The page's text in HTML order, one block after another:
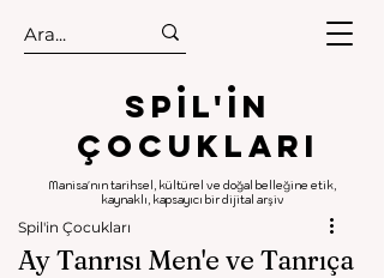
.
.
Spıl'in
Çocukları
Manisa'nın tarihsel, kültürel ve doğal belleğine etik,
kaynaklı, kapsayıcı bir dijital arşiv
Ay Tanrısı Men'e ve Tanrıça
Spil'in Çocukları